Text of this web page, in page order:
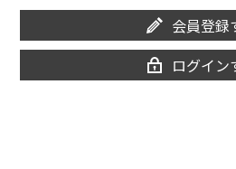
会員登録
ログイン